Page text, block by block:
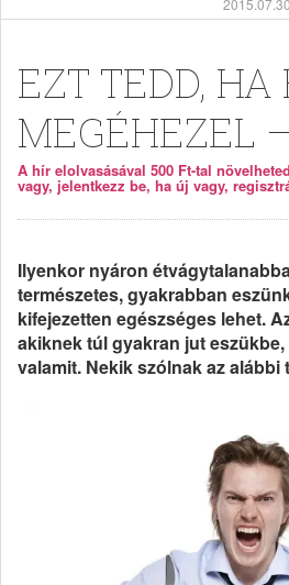
EZT TEDD, HA
MEGÉHEZEL
A hír elolvasásával 500 Ft-tal
vagy, jelentkezz be, ha új vagy,
Ilyenkor nyáron
természetes, gyakrabban
kifejezetten egészséges lehet.
akiknek túl gyakran jut
valamit. Nekik szólnak az alábbi